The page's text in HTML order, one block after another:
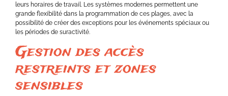
leurs horaires de travail. Les systèmes modernes permettent une
grande flexibilité dans la programmation de ces plages, avec la
possibilité de créer des exceptions pour les événements spéciaux ou
les périodes de suractivité.
Gestion des accès
restreints et zones
sensibles